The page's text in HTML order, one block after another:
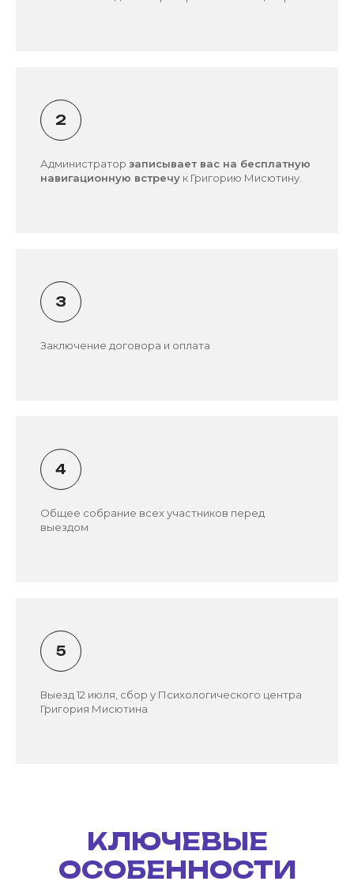
Администратор записывает вас на бесплатную
навигационную встречу к Григорию Мисютину.
Заключение договора и оплата
Общее собрание всех участников перед
выездом
Выезд 12 июля, сбор у Психологического центра
Григория Мисютина
КЛЮЧЕВЫЕ
ОСОБЕННОСТИ